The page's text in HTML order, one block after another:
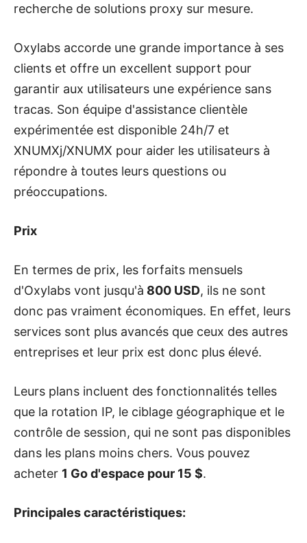
recherche de solutions proxy sur mesure.
Oxylabs accorde une grande importance à ses
clients et offre un excellent support pour
garantir aux utilisateurs une expérience sans
tracas. Son équipe d'assistance clientèle
expérimentée est disponible 24h/7 et
XNUMXj/XNUMX pour aider les utilisateurs à
répondre à toutes leurs questions ou
préoccupations.
Prix
En termes de prix, les forfaits mensuels
d'Oxylabs vont jusqu'à 800 USD, ils ne sont
donc pas vraiment économiques. En effet, leurs
services sont plus avancés que ceux des autres
entreprises et leur prix est donc plus élevé.
Leurs plans incluent des fonctionnalités telles
que la rotation IP, le ciblage géographique et le
contrôle de session, qui ne sont pas disponibles
dans les plans moins chers. Vous pouvez
acheter 1 Go d'espace pour 15 $.
Principales caractéristiques: